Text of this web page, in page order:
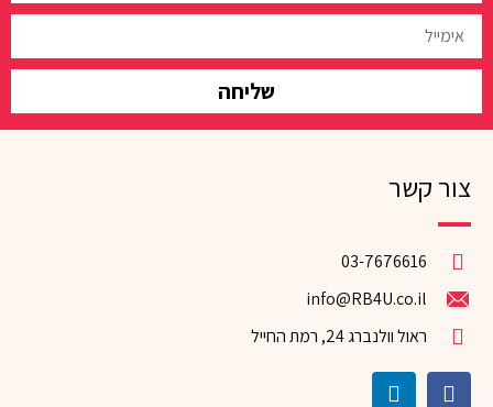
שליחה
צור קשר
03-7676616
info@RB4U.co.il
ראול וולנברג 24, רמת החייל